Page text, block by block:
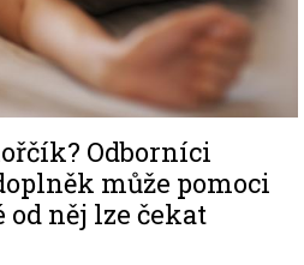
Odborníci
může pomoci
od něj lze čekat